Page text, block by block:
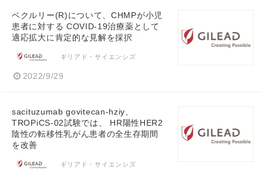
ベクルリー(R)について、CHMPが小児
患者に対する COVID-19治療薬として
適応拡大に肯定的な見解を採択
ギリアド・サイエンシズ
2022/9/29
sacituzumab govitecan-hziy、
TROPiCS-02試験では、 HR陽性HER2
陰性の転移性乳がん患者の全生存期間
を改善
ギリアド・サイエンシズ